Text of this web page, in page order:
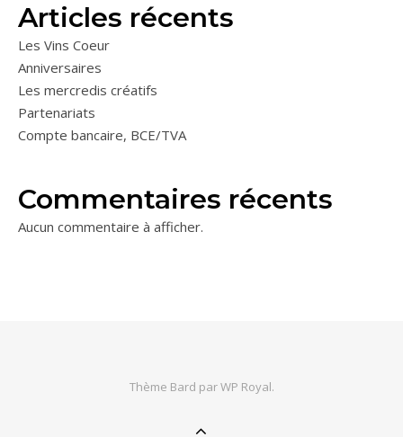
Articles récents
Les Vins Coeur
Anniversaires
Les mercredis créatifs
Partenariats
Compte bancaire, BCE/TVA
Commentaires récents
Aucun commentaire à afficher.
Thème Bard parWP Royal.